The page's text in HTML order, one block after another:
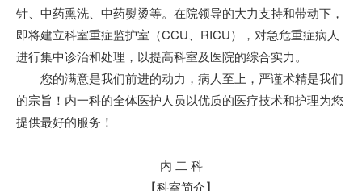
针、中药熏洗、中药熨烫等。在院领导的大力支持和带动下，
即将建立科室重症监护室（CCU、RICU），对急危重症病人
进行集中诊治和处理，以提高科室及医院的综合实力。
您的满意是我们前进的动力，病人至上，严谨术精是我们
的宗旨！内一科的全体医护人员以优质的医疗技术和护理为您
提供最好的服务！
内 二 科
【科室简介】